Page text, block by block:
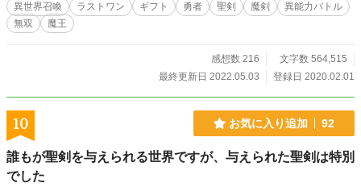
異世界召喚 ラストワン ギフト 勇者 聖剣 魔剣
異能力バトル
無双
魔王
感想数 216
文字数 564,515
最終更新日 2022.05.03
登録日 2020.02.01
10 お気に入り追加 92
誰もが聖剣を与えられる世界ですが、与えられた聖剣は特別
でした